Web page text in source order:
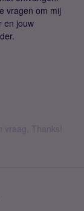
vragen om mij
en jouw
Thanks!